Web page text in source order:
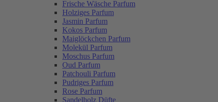
Frische Wäsche Parfum
Holziges Parfum
Jasmin Parfum
Kokos Parfum
Maiglöckchen Parfum
Molekül Parfum
Moschus Parfum
Oud Parfum
Patchouli Parfum
Pudriges Parfum
Rose Parfum
Sandelholz Düfte